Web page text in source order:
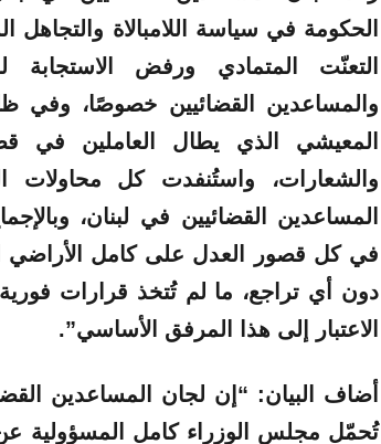
الحكومة في سياسة اللامبالاة والتجاهل
التعنّت المتمادي ورفض
والمساعدين
القضائيين خصوصًا، وفي ظلّ
المعيشي الذي يطال العاملين في
والشعارات، واستُنفدت كل محاولات
المساعدين القضائيين في لبنان،
دون أي تراجع، ما لم تُتخذ قرارات
الاعتبار إلى هذا المرفق الأساسي”.
أضاف البيان: “إن لجان المساعدين
تُحمّل مجلس الوزراء كامل المسؤولية